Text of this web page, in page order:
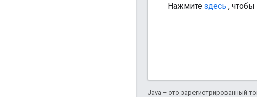
Нажмите здесь ,
Java – это зарегистрированный